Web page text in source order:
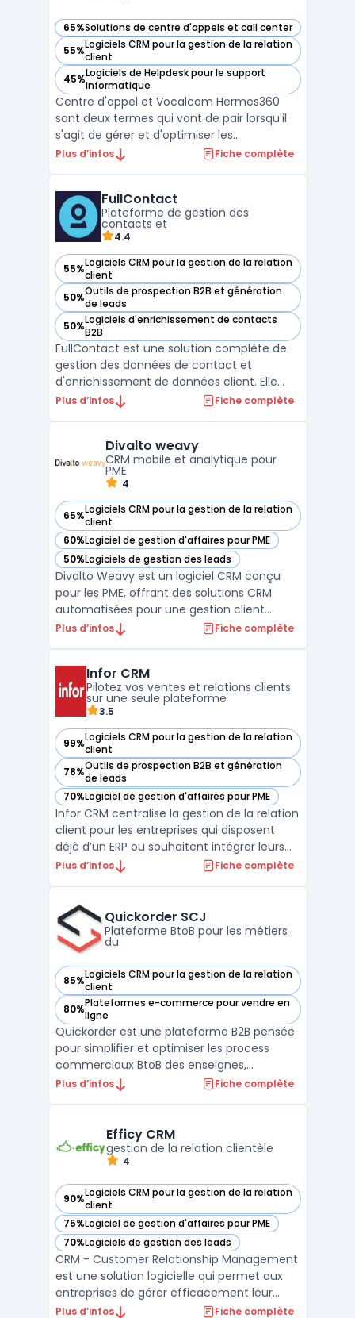
65%Solutions de centre d'appels et call center
— voir Vocalcom Hermes360 dans cette catégorie
55%Logiciels CRM pour la gestion de la relation
client
— voir Vocalcom Hermes360 dans cette catégorie
45%Logiciels de Helpdesk pour le support
informatique
— voir Vocalcom Hermes360 dans cette catégorie
Centre d'appel et Vocalcom Hermes360
sont deux termes qui vont de pair lorsqu'il
s'agit de gérer et d'optimiser les
performances d'un centre d'appel.
permet de gérer l'interaction client dans un
centre d'appel. Elle offre un ...
Plus d’infos Fiche complète
FullContact
Plateforme de gestion des
contacts et
4.4
55%Logiciels CRM pour la gestion de la relation
client
— voir FullContact dans cette catégorie
50%Outils de prospection B2B et génération
de leads
— voir FullContact dans cette catégorie
50%Logiciels d'enrichissement de contacts
B2B
— voir FullContact dans cette catégorie
FullContact est une solution complète de
gestion des données de contact et
d'enrichissement de données client. Elle
permet aux entreprises de centraliser,
précision des données utilisées pour la
gestion de la relati ...
Plus d’infos Fiche complète
Divalto weavy
CRM mobile et analytique pour
PME
4
65%Logiciels CRM pour la gestion de la relation
client
— voir Divalto weavy dans cette catégorie
60%Logiciel de gestion d'affaires pour PME
— voir Divalto weavy dans cette catégorie
50%Logiciels de gestion des leads
— voir Divalto weavy dans cette catégorie
Divalto Weavy est un logiciel CRM conçu
pour les PME, offrant des solutions CRM
automatisées pour une gestion client
efficace. Il permet une communication
Grâce à ses techniques de gestion et de
suivi des leads, Divalto Weavy ...
Plus d’infos Fiche complète
Infor CRM
Pilotez vos ventes et relations clients
sur une seule plateforme
3.5
99%Logiciels CRM pour la gestion de la relation
client
— voir Infor CRM dans cette catégorie
78%Outils de prospection B2B et génération
de leads
— voir Infor CRM dans cette catégorie
70%Logiciel de gestion d'affaires pour PME
— voir Infor CRM dans cette catégorie
Infor CRM centralise la gestion de la relation
client pour les entreprises qui disposent
déjà d’un ERP ou souhaitent intégrer leurs
flux commerciaux et services. Ce logiciel
suivi des clients sur toute la durée du cycl ...
Plus d’infos Fiche complète
Quickorder SCJ
Plateforme BtoB pour les métiers
du
85%Logiciels CRM pour la gestion de la relation
client
— voir Quickorder SCJ dans cette catégorie
80%Plateformes e-commerce pour vendre en
ligne
— voir Quickorder SCJ dans cette catégorie
Quickorder est une plateforme B2B pensée
pour simplifier et optimiser les process
commerciaux BtoB des enseignes,
grossistes, distributeurs et points de vente
application mobile SFA dédiée aux forces
de vente, Quickorder facilite la ...
Plus d’infos Fiche complète
Efficy CRM
gestion de la relation clientèle
4
90%Logiciels CRM pour la gestion de la relation
client
— voir Efficy CRM dans cette catégorie
75%Logiciel de gestion d'affaires pour PME
— voir Efficy CRM dans cette catégorie
70%Logiciels de gestion des leads
— voir Efficy CRM dans cette catégorie
CRM - Customer Relationship Management
est une solution logicielle qui permet aux
entreprises de gérer efficacement leur
relation client. Efficy CRM est l’un des
Plus d’infos Fiche complète